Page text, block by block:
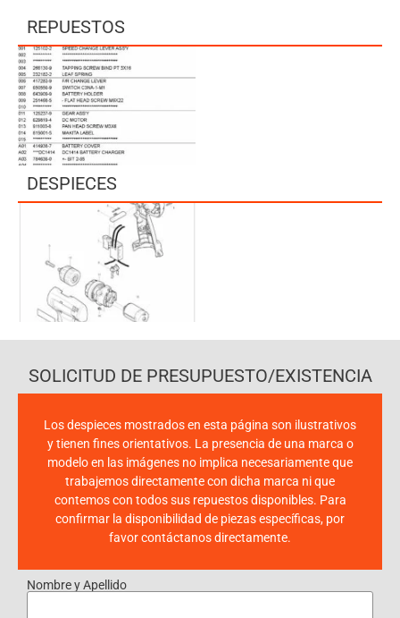
REPUESTOS
DESPIECES
SOLICITUD DE PRESUPUESTO/EXISTENCIA
Los despieces mostrados en esta página son ilustrativos
y tienen fines orientativos. La presencia de una marca o
modelo en las imágenes no implica necesariamente que
trabajemos directamente con dicha marca ni que
contemos con todos sus repuestos disponibles. Para
confirmar la disponibilidad de piezas específicas, por
favor contáctanos directamente.
Nombre y Apellido